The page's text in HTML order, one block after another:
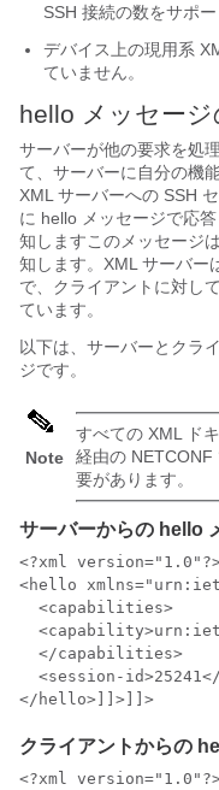
SSH 接続の数をサポ
デバイス上の現用系
ていません。
hello メッセージ
サーバーが他の要求を処
て、サーバーに自分の機
XML サーバーへの SSH
に hello メッセージで応
知しますこのメッセージ
知します。XML サーバー
で、クライアントに対し
ています。
以下は、サーバーとクラ
ジです。
Note
すべての XML ド
経由の NETCONF
要があります。
サーバーからの hello
<?xml
<hello
  <capabilities>
  </capabilities>
<session-
</hello>]]>]]>
クライアントからの
<?xml